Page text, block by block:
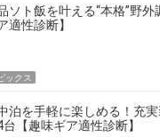
ソト飯を叶える“本格”野
適性診断】
ックス
泊を手軽に楽しめる！充
台【趣味ギア適性診断】